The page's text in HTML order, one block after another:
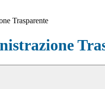
Trasparente